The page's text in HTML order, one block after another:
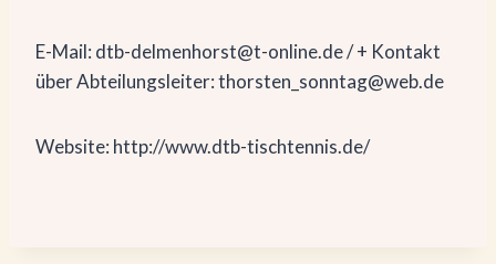
E-Mail: dtb-delmenhorst@t-online.de / + Kontakt
über Abteilungsleiter: thorsten_sonntag@web.de
Website: http://www.dtb-tischtennis.de/